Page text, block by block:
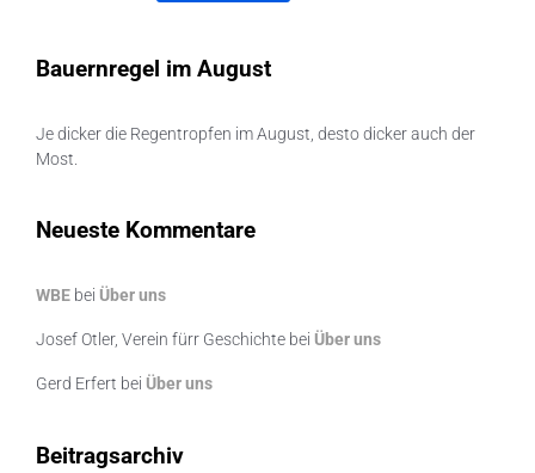
Bauernregel im August
Je dicker die Regentropfen im August, desto dicker auch der
Most.
Neueste Kommentare
WBE bei Über uns
Josef Otler, Verein fürr Geschichte bei Über uns
Gerd Erfert bei Über uns
Beitragsarchiv